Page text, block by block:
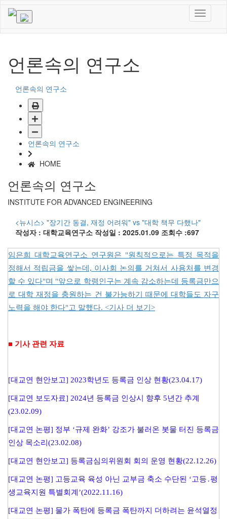
언론속의 연구소
언론속의 연구소
언론속의 연구소
HOME
언론속의 연구소
INSTITUTE FOR ADVANCED ENGINEERING
<뉴시스> "장기간 동결, 재정 어려워" vs "대학 책무 다했나"
작성자 : 대학교육연구소 작성일 : 2025.01.09 조회수 :697
임은희 대학교육연구소 연구원은 "원칙적으로는 특정 목적을
정해서 적립금을 쌓는데, 이사회 논의를 거쳐서 사용처를 변경
할 수 있다"며 "앞으로 학령인구는 계속 감소하는데 등록금만으
로 대학 재정을 충원하는 건 불가능하기 때문에 대학들도 자구
노력을 해야 한다"고 말했다. <기사 더 보기>
■ 기사 관련 자료
[대교연 현안보고] 2023학년도 등록금 인상 현황(23.04.17)
[대교연 보도자료] 2024년 등록금 인상시 향후 5년간 추계
(23.02.09)
[대교연 논평] 정부 ‘규제 완화’ 강조가 불러온 봇물 터진 등록금
인상 목소리(23.02.08)
[대교연 현안보고] 등록금심의위원회 회의 운영 현황(22.12.26)
[대교연 논평] 고등교육 육성 아닌 교부금 축소 수단된 ‘고등․평
생교육지원 특별회계’(2022.11.16)
[대교연 논평] 물가 폭탄에 등록금 폭탄까지 더하려는 윤석열정